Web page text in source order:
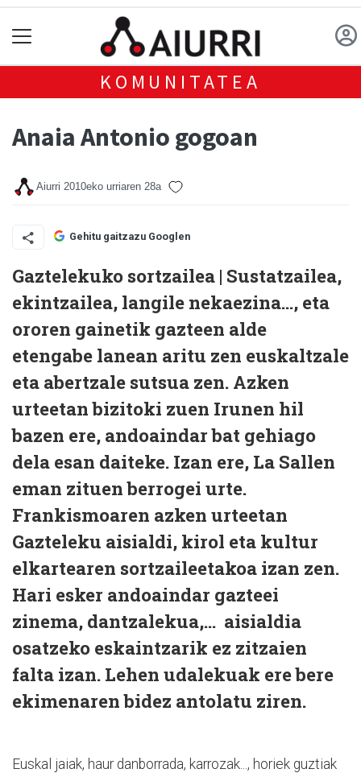
KOMUNITATEA
Anaia Antonio gogoan
Aiurri 2010eko urriaren 28a
Gehitu gaitzazu Googlen
Gaztelekuko sortzailea | Sustatzailea,
ekintzailea, langile nekaezina..., eta
ororen gainetik gazteen alde
etengabe lanean aritu zen euskaltzale
eta abertzale sutsua zen. Azken
urteetan bizitoki zuen Irunen hil
bazen ere, andoaindar bat gehiago
dela esan daiteke. Izan ere, La Sallen
eman zituen berrogei urte.
Frankismoaren azken urteetan
Gazteleku aisialdi, kirol eta kultur
elkartearen sortzaileetakoa izan zen.
Hari esker andoaindar gazteei
zinema, dantzalekua,... aisialdia
osatzeko eskaintzarik ez zitzaien
falta izan. Lehen udalekuak ere bere
ekimenaren bidez antolatu ziren.
Euskal jaiak, haur danborrada, karrozak..., horiek guztiak